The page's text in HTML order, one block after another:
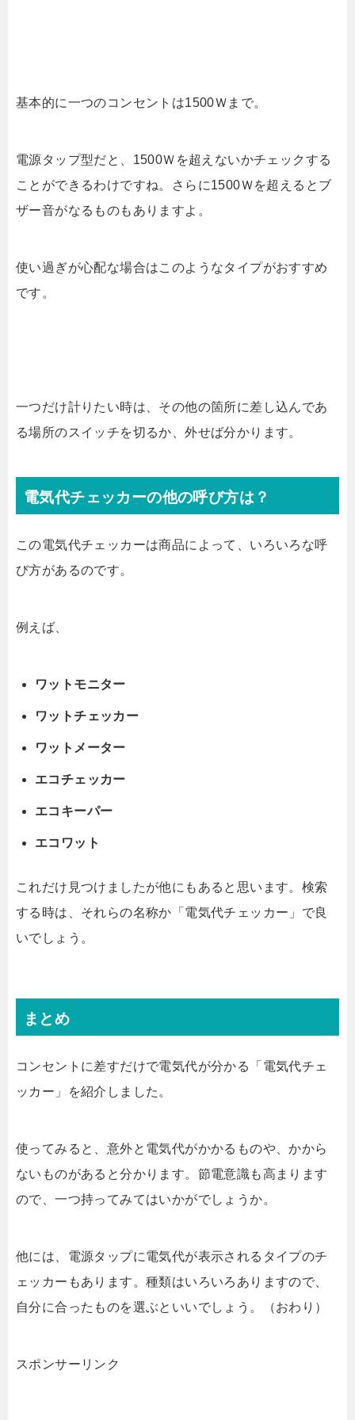
基本的に一つのコンセントは1500Ｗまで。
電源タップ型だと、1500Ｗを超えないかチェックする
ことができるわけですね。さらに1500Ｗを超えるとブ
ザー音がなるものもありますよ。
使い過ぎが心配な場合はこのようなタイプがおすすめ
です。
一つだけ計りたい時は、その他の箇所に差し込んであ
る場所のスイッチを切るか、外せば分かります。
電気代チェッカーの他の呼び方は？
この電気代チェッカーは商品によって、いろいろな呼
び方があるのです。
例えば、
ワットモニター
ワットチェッカー
ワットメーター
エコチェッカー
エコキーパー
エコワット
これだけ見つけましたが他にもあると思います。検索
する時は、それらの名称か「電気代チェッカー」で良
いでしょう。
まとめ
コンセントに差すだけで電気代が分かる「電気代チェ
ッカー」を紹介しました。
使ってみると、意外と電気代がかかるものや、かから
ないものがあると分かります。節電意識も高まります
ので、一つ持ってみてはいかがでしょうか。
他には、電源タップに電気代が表示されるタイプのチ
ェッカーもあります。種類はいろいろありますので、
自分に合ったものを選ぶといいでしょう。（おわり）
スポンサーリンク